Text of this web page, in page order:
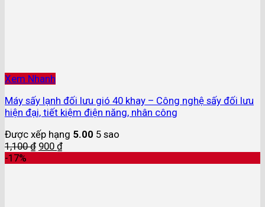
Xem Nhanh
Máy sấy lạnh đối lưu gió 40 khay – Công nghệ sấy đối lưu
hiện đại, tiết kiệm điện năng, nhân công
Được xếp hạng 5.00 5 sao
1,100₫ 900 ₫
-17%